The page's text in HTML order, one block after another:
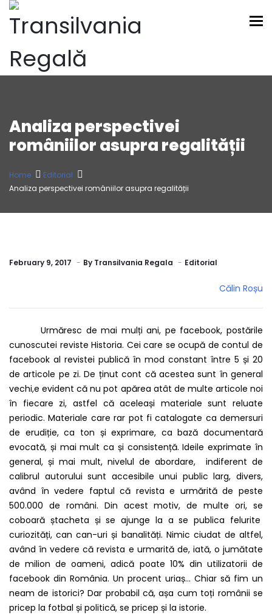
Analiza perspectivei
româniilor asupra regalității
Home
Editorial
Analiza perspectivei româniilor asupra regalității
February 9, 2017 By Transilvania Regala Editorial
Călin Roșu
Urmăresc de mai mulți ani, pe facebook, postările
cunoscutei reviste Historia. Cei care se ocupă de contul de
facebook al revistei publică în mod constant între 5 și 20
de articole pe zi. De ținut cont că acestea sunt în general
vechi,e evident că nu pot apărea atât de multe articole noi
în fiecare zi, astfel că aceleași materiale sunt reluate
periodic. Materiale care rar pot fi catalogate ca demersuri
de erudiție, ca ton și exprimare, ca bază documentară
evocată, și mai mult ca și consistență. Ideile exprimate în
general, și mai mult, nivelul de abordare, indiferent de
calibrul autorului sunt accesibile unui public larg, divers,
având în vedere faptul că revista e urmărită de peste
500.000 de români. Din acest motiv, de multe ori, se
coboară ștacheta și se ajunge la a se publica felurite
curiozități, can can-uri și banalități. Nimic ciudat de altfel,
având în vedere că revista e urmarită de, iată, o jumătate
de milion de oameni, adică poate 10% din utilizatorii de
facebook din România. Un procent uriaș… Chiar să fim un
neam de istorici? Dar probabil că, așa cum toți românii se
pricep la fotbal și politică, se pricep și la istorie.